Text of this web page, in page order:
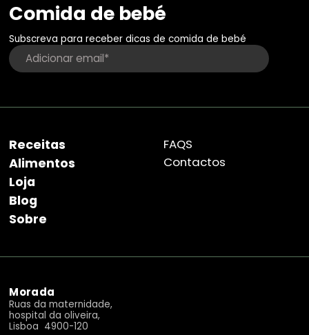
Comida de bebé
Subscreva para receber dicas de comida de bebé
Receitas
Alimentos
Loja
Blog
Sobre
FAQS
Contactos
Morada
Ruas da maternidade,
hospital da oliveira,
Lisboa 4900-120